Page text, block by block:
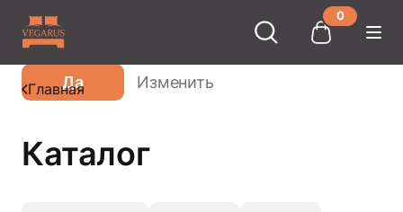
0
Ваш город
Да Изменить
Главная
Каталог